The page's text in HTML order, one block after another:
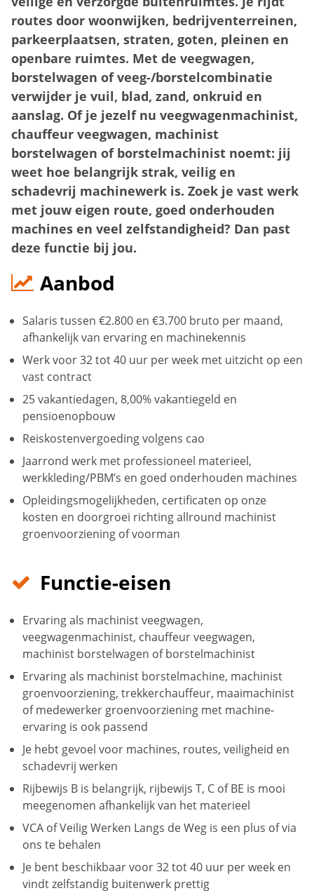
routes door woonwijken, bedrijventerreinen,
parkeerplaatsen, straten, goten, pleinen en
openbare ruimtes. Met de veegwagen,
borstelwagen of veeg-/borstelcombinatie
verwijder je vuil, blad, zand, onkruid en
aanslag. Of je jezelf nu veegwagenmachinist,
chauffeur veegwagen, machinist
borstelwagen of borstelmachinist noemt: jij
weet hoe belangrijk strak, veilig en
schadevrij machinewerk is. Zoek je vast werk
met jouw eigen route, goed onderhouden
machines en veel zelfstandigheid? Dan past
deze functie bij jou.
Aanbod
Salaris tussen €2.800 en €3.700 bruto per maand,
afhankelijk van ervaring en machinekennis
Werk voor 32 tot 40 uur per week met uitzicht op een
vast contract
25 vakantiedagen, 8,00% vakantiegeld en
pensioenopbouw
Reiskostenvergoeding volgens cao
Jaarrond werk met professioneel materieel,
werkkleding/PBM’s en goed onderhouden machines
Opleidingsmogelijkheden, certificaten op onze
kosten en doorgroei richting allround machinist
groenvoorziening of voorman
Functie-eisen
Ervaring als machinist veegwagen,
veegwagenmachinist, chauffeur veegwagen,
machinist borstelwagen of borstelmachinist
Ervaring als machinist borstelmachine, machinist
groenvoorziening, trekkerchauffeur, maaimachinist
of medewerker groenvoorziening met machine-
ervaring is ook passend
Je hebt gevoel voor machines, routes, veiligheid en
schadevrij werken
Rijbewijs B is belangrijk, rijbewijs T, C of BE is mooi
meegenomen afhankelijk van het materieel
VCA of Veilig Werken Langs de Weg is een plus of via
ons te behalen
Je bent beschikbaar voor 32 tot 40 uur per week en
vindt zelfstandig buitenwerk prettig